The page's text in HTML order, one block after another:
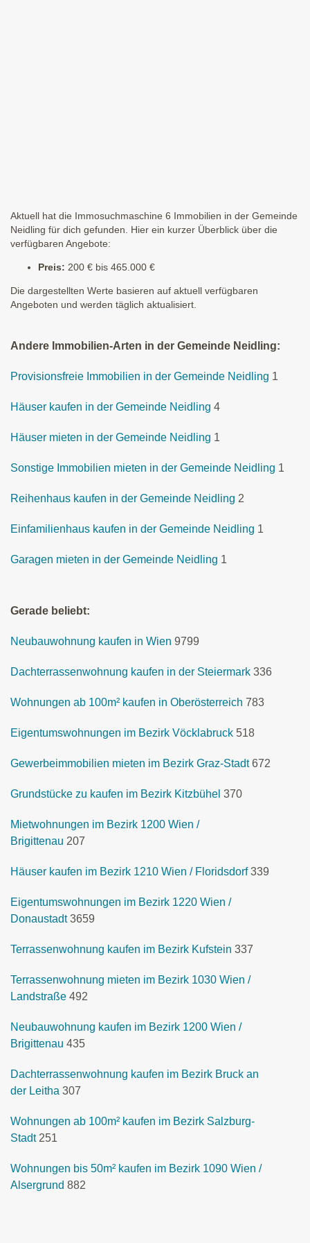
Aktuell hat die Immosuchmaschine 6 Immobilien in der Gemeinde
Neidling für dich gefunden. Hier ein kurzer Überblick über die
verfügbaren Angebote:
Preis: 200 € bis 465.000 €
Die dargestellten Werte basieren auf aktuell verfügbaren
Angeboten und werden täglich aktualisiert.
Andere Immobilien-Arten in der Gemeinde Neidling:
Provisionsfreie Immobilien in der Gemeinde Neidling 1
Häuser kaufen in der Gemeinde Neidling 4
Häuser mieten in der Gemeinde Neidling 1
Sonstige Immobilien mieten in der Gemeinde Neidling 1
Reihenhaus kaufen in der Gemeinde Neidling 2
Einfamilienhaus kaufen in der Gemeinde Neidling 1
Garagen mieten in der Gemeinde Neidling 1
Gerade beliebt:
Neubauwohnung kaufen in Wien 9799
Dachterrassenwohnung kaufen in der Steiermark 336
Wohnungen ab 100m² kaufen in Oberösterreich 783
Eigentumswohnungen im Bezirk Vöcklabruck 518
Gewerbeimmobilien mieten im Bezirk Graz-Stadt 672
Grundstücke zu kaufen im Bezirk Kitzbühel 370
Mietwohnungen im Bezirk 1200 Wien /
Brigittenau 207
Häuser kaufen im Bezirk 1210 Wien / Floridsdorf 339
Eigentumswohnungen im Bezirk 1220 Wien /
Donaustadt 3659
Terrassenwohnung kaufen im Bezirk Kufstein 337
Terrassenwohnung mieten im Bezirk 1030 Wien /
Landstraße 492
Neubauwohnung kaufen im Bezirk 1200 Wien /
Brigittenau 435
Dachterrassenwohnung kaufen im Bezirk Bruck an
der Leitha 307
Wohnungen ab 100m² kaufen im Bezirk Salzburg-
Stadt 251
Wohnungen bis 50m² kaufen im Bezirk 1090 Wien /
Alsergrund 882